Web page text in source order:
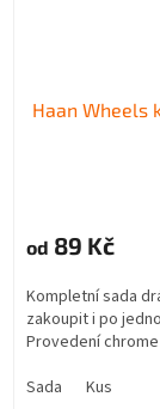
Haan Wheels
od 89 Kč
Kompletní sada
zakoupit i po
Provedení
Sada
Kus